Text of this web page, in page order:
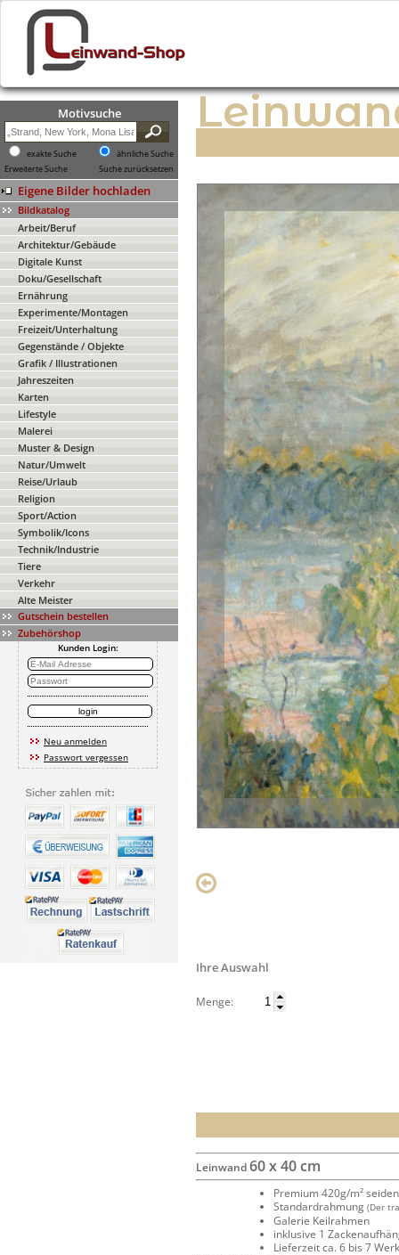
Motivsuche
exakte Suche
ähnliche Suche
Erweiterte Suche
Suche zurücksetzen
Eigene Bilder hochladen
Bildkatalog
Arbeit/Beruf
Architektur/Gebäude
Digitale Kunst
Doku/Gesellschaft
Ernährung
Experimente/Montagen
Freizeit/Unterhaltung
Gegenstände / Objekte
Grafik / Illustrationen
Jahreszeiten
Karten
Lifestyle
Malerei
Muster & Design
Natur/Umwelt
Reise/Urlaub
Religion
Sport/Action
Symbolik/Icons
Technik/Industrie
Tiere
Verkehr
Alte Meister
Gutschein bestellen
Zubehörshop
Kunden Login:
Neu anmelden
Passwort vergessen
Ihre Auswahl
Menge:
Leinwand60 x 40 cm
Premium 420g/m²
Standardrahmung (Der
Galerie Keilrahmen
inklusive 1
Lieferzeit ca. 6 bis 7